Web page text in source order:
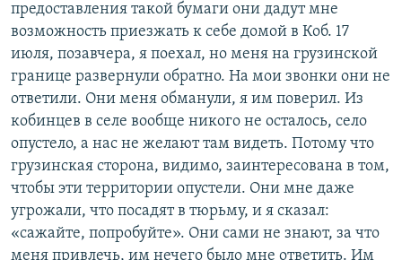
предоставления такой бумаги они дадут мне
возможность приезжать к себе домой в Коб. 17
июля, позавчера, я поехал, но меня на грузинской
границе развернули обратно. На мои звонки они не
ответили. Они меня обманули, я им поверил. Из
кобинцев в селе вообще никого не осталось, село
опустело, а нас не желают там видеть. Потому что
грузинская сторона, видимо, заинтересована в том,
чтобы эти территории опустели. Они мне даже
угрожали, что посадят в тюрьму, и я сказал:
«сажайте, попробуйте». Они сами не знают, за что
меня привлечь, им нечего было мне ответить. Им